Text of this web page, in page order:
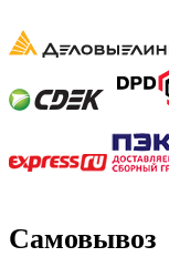
Самовывоз